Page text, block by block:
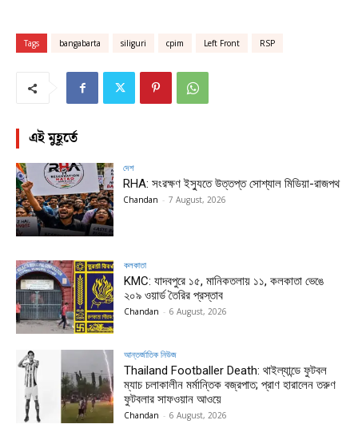
Tags bangabarta siliguri cpim Left Front RSP
এই মুহূর্তে
দেশ
RHA: সংরক্ষণ ইস্যুতে উত্তপ্ত সোশ্যাল মিডিয়া-রাজপথ
Chandan - 7 August, 2026
কলকাতা
KMC: যাদবপুরে ১৫, মানিকতলায় ১১, কলকাতা ভেঙে
২০৯ ওয়ার্ড তৈরির প্রস্তাব
Chandan - 6 August, 2026
আন্তর্জাতিক নিউজ
Thailand Footballer Death: থাইল্যান্ডে ফুটবল
ম্যাচ চলাকালীন মর্মান্তিক বজ্রপাত; প্রাণ হারালেন তরুণ
ফুটবলার সাফওয়ান আওয়ে
Chandan - 6 August, 2026